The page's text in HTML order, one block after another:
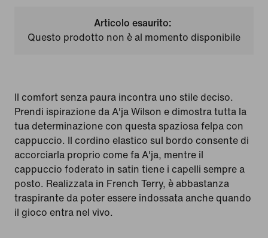
Articolo esaurito:
Questo prodotto non è al momento disponibile
Il comfort senza paura incontra uno stile deciso.
Prendi ispirazione da A'ja Wilson e dimostra tutta la
tua determinazione con questa spaziosa felpa con
cappuccio. Il cordino elastico sul bordo consente di
accorciarla proprio come fa A'ja, mentre il
cappuccio foderato in satin tiene i capelli sempre a
posto. Realizzata in French Terry, è abbastanza
traspirante da poter essere indossata anche quando
il gioco entra nel vivo.